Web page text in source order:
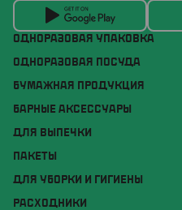
ОДНОРАЗОВАЯ УПАКОВКА
ОДНОРАЗОВАЯ ПОСУДА
БУМАЖНАЯ ПРОДУКЦИЯ
БАРНЫЕ АКСЕССУАРЫ
ДЛЯ ВЫПЕЧКИ
ПАКЕТЫ
ДЛЯ УБОРКИ И ГИГИЕНЫ
РАСХОДНИКИ